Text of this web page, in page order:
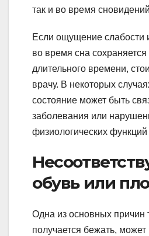
так и во время
Если ощущение слабости
во время сна
длительного времени,
врачу. В некоторых
состояние может быть
заболевания или
физиологических функций
обувь или
Одна из основных причин
получается бежать,